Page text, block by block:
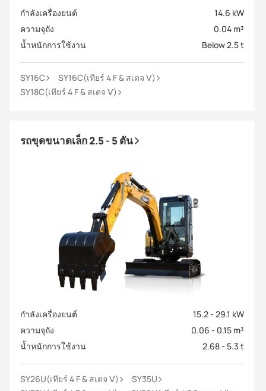
กำลังเครื่องยนต์
14.6 kW
ความจุถัง
0.04 m³
น้ำหนักการใช้งาน
Below 2.5 t
SY16C
SY16C(เทียร์ 4 F & สเตจ Ⅴ)
SY18C(เทียร์ 4 F & สเตจ Ⅴ)
รถขุดขนาดเล็ก 2.5 - 5 ตัน
กำลังเครื่องยนต์
15.2 - 29.1 kW
ความจุถัง
0.06 - 0.15 m³
น้ำหนักการใช้งาน
2.68 - 5.3 t
SY26U(เทียร์ 4 F & สเตจ Ⅴ)
SY35U